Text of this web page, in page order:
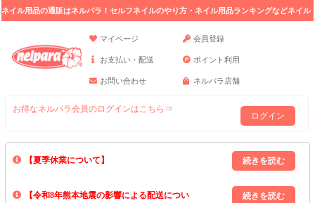
ネイル用品の通販はネルパラ！セルフネイルのやり方・ネイル用品ランキングなどネイル
マイページ
会員登録
お支払い・配送 ポイント利用
お問い合わせ ネルパラ店舗
お得なネルパラ会員のログインはこちら⇒
ログイン
【夏季休業について】
8/13(木)～8/16(日)の間｢出荷業務・お問い合わせ業務｣はお休みいたしま
【令和8年熊本地震の影響による配送につい